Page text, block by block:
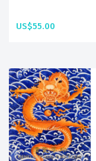
US$55.00